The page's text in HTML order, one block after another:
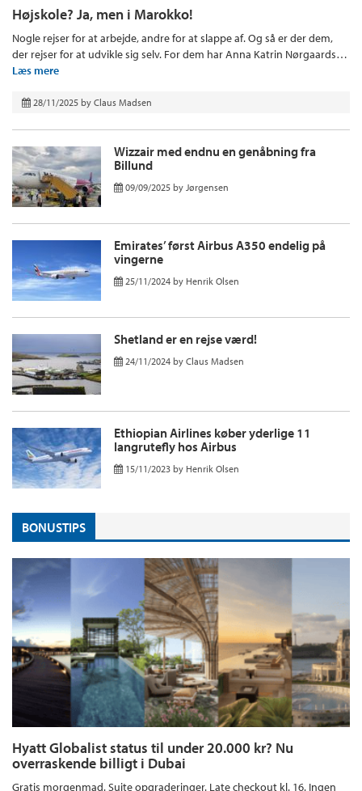
Højskole? Ja, men i Marokko!
Nogle rejser for at arbejde, andre for at slappe af. Og så er der dem,
der rejser for at udvikle sig selv. For dem har Anna Katrin Nørgaards…
Læs mere
28/11/2025 by Claus Madsen
Wizzair med endnu en genåbning fra
Billund
09/09/2025 by Jørgensen
Emirates’ først Airbus A350 endelig på
vingerne
25/11/2024 by Henrik Olsen
Shetland er en rejse værd!
24/11/2024 by Claus Madsen
Ethiopian Airlines køber yderlige 11
langrutefly hos Airbus
15/11/2023 by Henrik Olsen
BONUSTIPS
Hyatt Globalist status til under 20.000 kr? Nu
overraskende billigt i Dubai
Gratis morgenmad. Suite opgraderinger. Late checkout kl. 16. Ingen